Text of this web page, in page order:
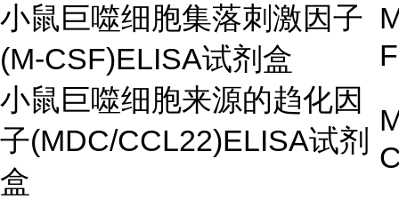
小鼠巨噬细胞集落刺激因子
(M-CSF)ELISA试剂盒
小鼠巨噬细胞来源的趋化因
子(MDC/CCL22)ELISA试剂
盒